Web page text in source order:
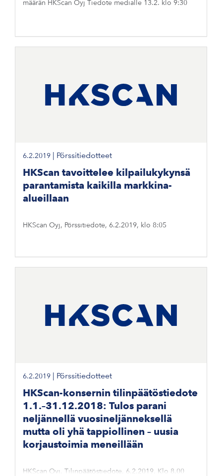
määrän HKScan Oyj Tiedote medialle 13.2. klo 9:30
6.2.2019 Pörssitiedotteet
HKScan tavoittelee kilpailukykynsä
parantamista kaikilla markkina-
alueillaan
HKScan Oyj, Pörssitiedote, 6.2.2019, klo 8:05
6.2.2019 Pörssitiedotteet
HKScan-konsernin tilinpäätöstiedote
1.1.–31.12.2018: Tulos parani
neljännellä vuosineljänneksellä
mutta oli yhä tappiollinen – uusia
korjaustoimia meneillään
HKScan Oyj, Tilinpäätöstiedote, 6.2.2019, Klo 8.00